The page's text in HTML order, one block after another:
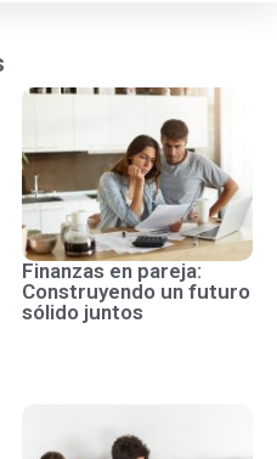
Finanzas en pareja:
Construyendo un futuro
sólido juntos